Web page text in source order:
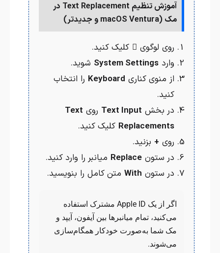
آموزش تنظیم Text Replacement در
مک (macOS Ventura و جدیدتر)
روی لوگوی  کلیک کنید.
وارد System Settings شوید.
از منوی کناری Keyboard را انتخاب
کنید.
در بخش Text Input روی Text
Replacements کلیک کنید.
روی + بزنید.
در ستون Replace میانبر را وارد کنید.
در ستون With متن کامل را بنویسید.
اگر از یک Apple ID مشترک استفاده
می‌کنید، تمام میانبرها بین آیفون، آیپد و
مک شما به‌صورت خودکار همگام‌سازی
می‌شوند.